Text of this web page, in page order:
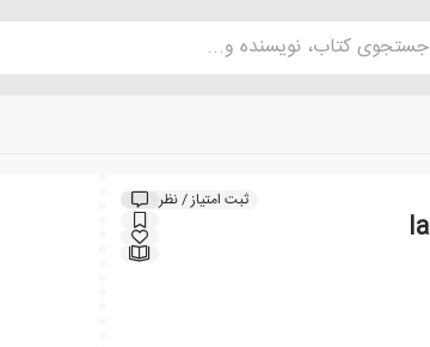
جستجوی کتاب، نویسنده و...
ثبت امتیاز / نظر